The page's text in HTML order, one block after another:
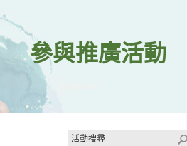
參與推廣活動